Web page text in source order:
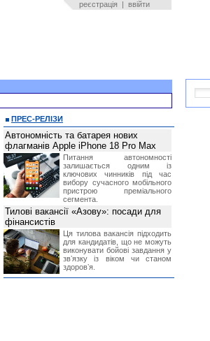
реєстрація | ввійти
ПРЕС-РЕЛІЗИ
Автономність та батарея нових
флагманів Apple iPhone 18 Pro Max
Питання автономності
залишається одним із
ключових чинників під час
вибору сучасного мобільного
пристрою преміального
сегмента.
Тилові вакансії «Азову»: посади для
фінансистів
Ця тилова вакансія підходить
для кандидатів, що не можуть
виконувати бойові завдання у
звʼязку із віком чи станом
здоровʼя.